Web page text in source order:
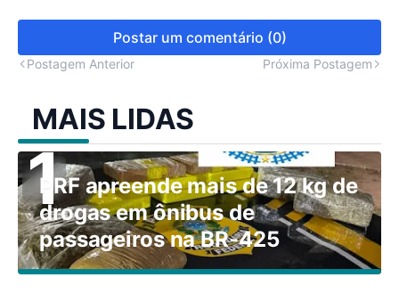
Postar um comentário (0)
Postagem Anterior Próxima Postagem
MAIS LIDAS
PRF apreende mais de 12 kg de
drogas em ônibus de
passageiros na BR-425